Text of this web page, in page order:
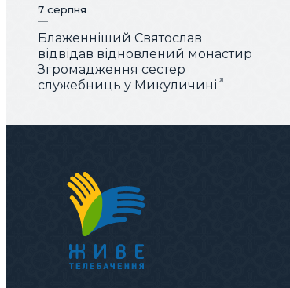
7 серпня
Блаженніший Святослав
відвідав відновлений монастир
Згромадження сестер
служебниць у Микуличині